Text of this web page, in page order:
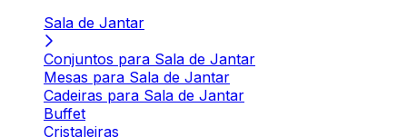
Sala de Jantar
Conjuntos para Sala de Jantar
Mesas para Sala de Jantar
Cadeiras para Sala de Jantar
Buffet
Cristaleiras